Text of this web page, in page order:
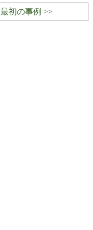
最初の事例 >>